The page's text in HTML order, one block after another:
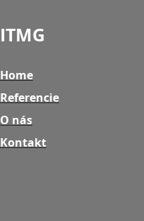
ITMG
Home
Referencie
O nás
Kontakt